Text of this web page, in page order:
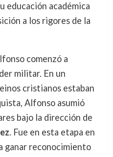
educación académica
a los rigores de la
comenzó a
militar. En un
cristianos estaban
Alfonso asumió
bajo la dirección de
. Fue en esta etapa en
ganar reconocimiento